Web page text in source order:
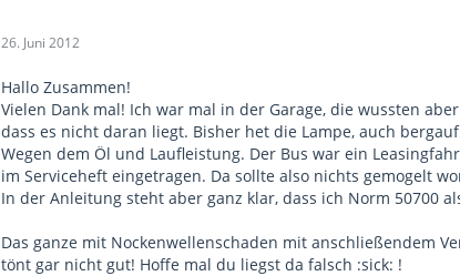
26. Juni 2012
Hallo Zusammen!
Vielen Dank mal! Ich war mal in der Garage, die wussten
dass es nicht daran liegt. Bisher het die Lampe, auch
Wegen dem Öl und Laufleistung. Der Bus war ein
im Serviceheft eingetragen. Da sollte also nichts gemogelt
In der Anleitung steht aber ganz klar, dass ich Norm 50700
Das ganze mit Nockenwellenschaden mit anschließendem
tönt gar nicht gut! Hoffe mal du liegst da falsch :sick: !